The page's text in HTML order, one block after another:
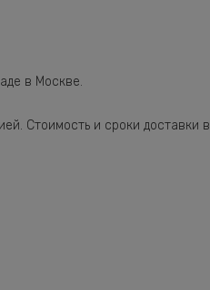
в Москве.
Стоимость и сроки доставки в